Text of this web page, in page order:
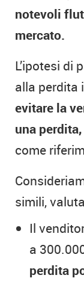
notevoli
mercato.
L’ipotesi di
alla perdita
evitare la
una perdita,
come
simili,
Il
a
perdita